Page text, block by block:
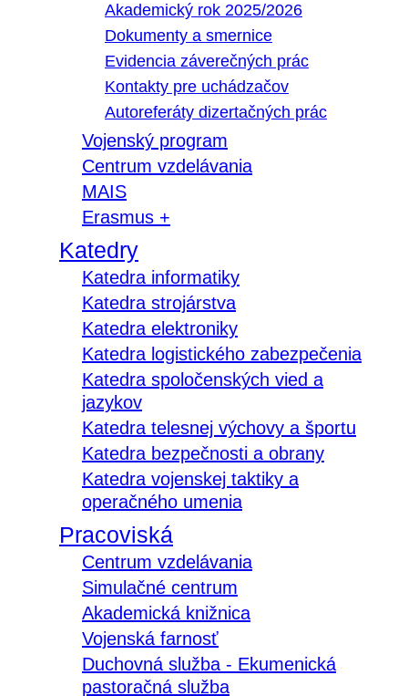
Akademický rok 2025/2026
Dokumenty a smernice
Evidencia záverečných prác
Kontakty pre uchádzačov
Autoreferáty dizertačných prác
Vojenský program
Centrum vzdelávania
MAIS
Erasmus +
Katedry
Katedra informatiky
Katedra strojárstva
Katedra elektroniky
Katedra logistického zabezpečenia
Katedra spoločenských vied a
jazykov
Katedra telesnej výchovy a športu
Katedra bezpečnosti a obrany
Katedra vojenskej taktiky a
operačného umenia
Pracoviská
Centrum vzdelávania
Simulačné centrum
Akademická knižnica
Vojenská farnosť
Duchovná služba - Ekumenická
pastoračná služba